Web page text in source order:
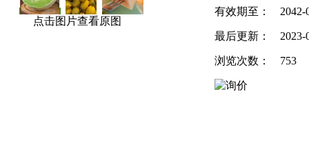
点击图片查看原图
有效期至： 2042-
最后更新： 2023-
浏览次数： 753